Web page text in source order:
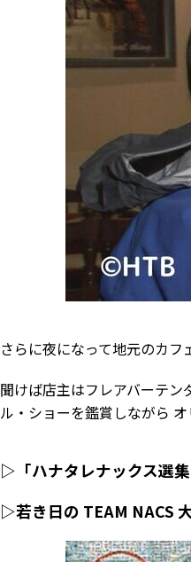
さらに夜になって地元のカフ
聞けば店主はフレアバーテ
ル・ショーを鑑賞しながら
▷「ハナタレナックス選
▷若き日の TEAM NACS